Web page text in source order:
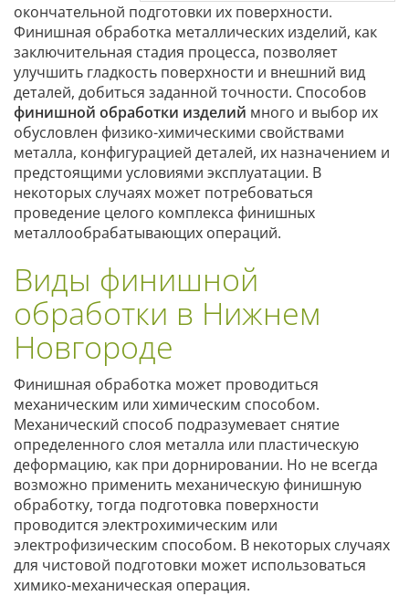
окончательной подготовки их поверхности.
Финишная обработка металлических изделий, как
заключительная стадия процесса, позволяет
улучшить гладкость поверхности и внешний вид
деталей, добиться заданной точности. Способов
финишной обработки изделий много и выбор их
обусловлен физико-химическими свойствами
металла, конфигурацией деталей, их назначением и
предстоящими условиями эксплуатации. В
некоторых случаях может потребоваться
проведение целого комплекса финишных
металлообрабатывающих операций.
Виды финишной
обработки в Нижнем
Новгороде
Финишная обработка может проводиться
механическим или химическим способом.
Механический способ подразумевает снятие
определенного слоя металла или пластическую
деформацию, как при дорнировании. Но не всегда
возможно применить механическую финишную
обработку, тогда подготовка поверхности
проводится электрохимическим или
электрофизическим способом. В некоторых случаях
для чистовой подготовки может использоваться
химико-механическая операция.